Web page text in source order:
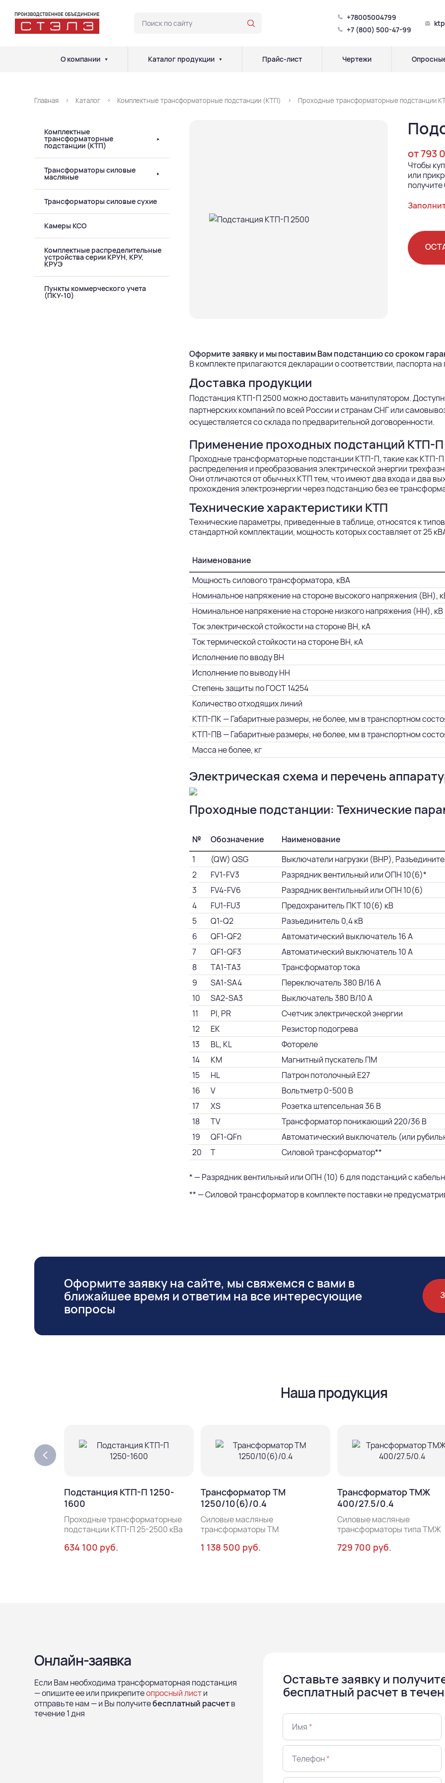
+78005004799
+7 (800) 500-47-99
О компании Каталог продукции Прайс-лист Чертежи
Главная Каталог Комплектные трансформаторные подстанции (КТП) Проходные трансформаторные подстанции
Комплектные
трансформаторные
подстанции (КТП)
Трансформаторы силовые
масляные
Трансформаторы силовые сухие
Камеры КСО
Комплектные распределительные
устройства серии КРУН, КРУ,
КРУЭ
Пункты коммерческого учета
(ПКУ-10)
от 793
Чтобы
или
получите
Оформите заявку и мы поставим Вам подстанцию со сроком
В комплекте прилагаются декларации о соответствии, паспорта
Доставка продукции
Подстанция КТП-П 2500 можно доставить манипулятором.
партнерских компаний по всей России и странам СНГ или
осуществляется со склада по предварительной договоренности.
Применение проходных подстанций КТП-
Проходные трансформаторные подстанции КТП-П, такие как КТП-
распределения и преобразования электрической энергии
Они отличаются от обычных КТП тем, что имеют два входа и два
прохождения электроэнергии через подстанцию без ее
Технические характеристики КТП
Технические параметры, приведенные в таблице, относятся к
стандартной комплектации, мощность которых составляет от 25
Наименование
Мощность силового трансформатора, кВА
Номинальное напряжение на стороне высокого напряжения (ВН),
Номинальное напряжение на стороне низкого напряжения (НН), кВ
Ток электрической стойкости на стороне ВН, кА
Ток термической стойкости на стороне ВН, кА
Исполнение по вводу ВН
Исполнение по выводу НН
Степень защиты по ГОСТ 14254
Количество отходящих линий
КТП-ПК — Габаритные размеры, не более, мм в транспортном
КТП-ПВ — Габаритные размеры, не более, мм в транспортном
Масса не более, кг
Электрическая схема и перечень
Проходные подстанции: Технические
№ Обозначение Наименование
1
(QW) QSG Выключатели нагрузки (ВНР),
2
FV1-FV3 Разрядник вентильный или ОПН 10(6)*
3
FV4-FV6 Разрядник вентильный или ОПН 10(6)
4
FU1-FU3 Предохранитель ПКТ 10(6) кВ
5
Q1-Q2 Разъединитель 0,4 кВ
6
QF1-QF2 Автоматический выключатель 16 А
7
QF1-QF3 Автоматический выключатель 10 А
8
TA1-TA3 Трансформатор тока
9
SA1-SA4 Переключатель 380 В/16 А
10
SA2-SA3 Выключатель 380 В/10 А
11
PI, PR Счетчик электрической энергии
12
EK Резистор подогрева
13
BL, KL Фотореле
14
KM Магнитный пускатель ПМ
15
HL Патрон потолочный Е27
16
V Вольтметр 0-500 В
17
XS Розетка штепсельная 36 В
18
TV Трансформатор понижающий 220/36 В
19
QF1-QFn Автоматический выключатель (или
20
T Силовой трансформатор**
* — Разрядник вентильный или ОПН (10) 6 для подстанций с
** — Силовой трансформатор в комплекте поставки не
Оформите заявку на сайте, мы свяжемся с вами в
ближайшее время и ответим на все интересующие
вопросы
Наша продукция
Подстанция КТП-П 1250-
1600
Проходные трансформаторные
подстанции КТП-П 25-2500 кВа
634 100 руб.
Трансформатор ТМ
1250/10(6)/0.4
Силовые масляные
трансформаторы ТМ
1 138 500 руб.
Трансформатор ТМЖ
400/27.5/0.4
Силовые масляные
трансформаторы типа ТМЖ
729 700 руб.
Онлайн-заявка
Если Вам необходима трансформаторная подстанция
— опишите ее или прикрепитеопросный листи
отправьте нам — и Вы получитебесплатный расчетв
течение 1 дня
Оставьте заявку и
бесплатный расчет в
Имя*
Телефон*